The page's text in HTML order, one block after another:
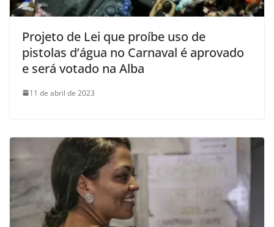
Projeto de Lei que proíbe uso de
pistolas d’água no Carnaval é aprovado
e será votado na Alba
11 de abril de 2023